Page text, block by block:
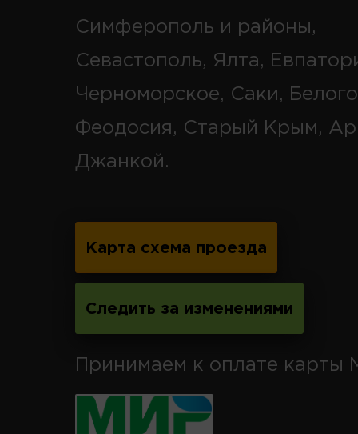
Симферополь и районы,
Севастополь, Ялта,
Черноморское, Саки,
Феодосия, Старый Крым,
Джанкой.
Карта схема проезда
Следить за изменениями
Принимаем к оплате карты